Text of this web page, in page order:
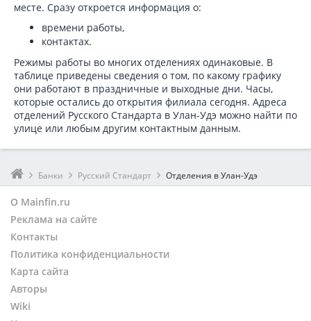
месте. Сразу откроется информация о:
времени работы,
контактах.
Режимы работы во многих отделениях одинаковые. В
таблице приведены сведения о том, по какому графику
они работают в праздничные и выходные дни. Часы,
которые остались до открытия филиала сегодня. Адреса
отделений Русского Стандарта в Улан-Удэ можно найти по
улице или любым другим контактным данным.
Банки Русский Стандарт Отделения в Улан-Удэ
О Mainfin.ru
Реклама на сайте
Контакты
Политика конфиденциальности
Карта сайта
Авторы
Wiki